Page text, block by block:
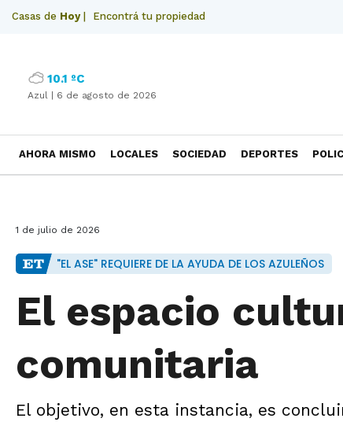
Casas de Hoy| Encontrá tu propiedad
10.1 ºC
Azul | 6 de agosto de 2026
AHORA MISMO LOCALES SOCIEDAD DEPORTES
1 de julio de 2026
"EL ASE" REQUIERE DE LA AYUDA DE LOS AZULEÑOS
El espacio
comunitaria
El objetivo, en esta instancia, es